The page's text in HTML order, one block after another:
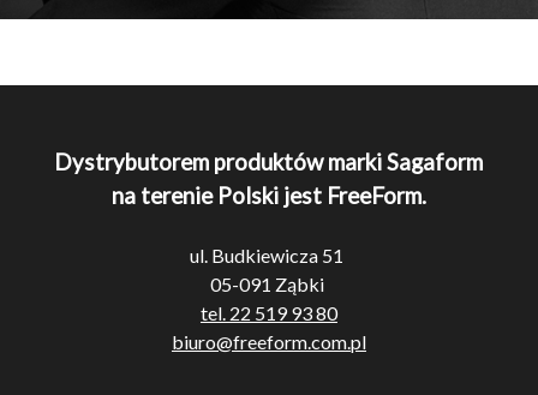
Dystrybutorem produktów marki Sagaform
na terenie Polski jest FreeForm.
ul. Budkiewicza 51
05-091 Ząbki
tel. 22 519 93 80
biuro@freeform.com.pl